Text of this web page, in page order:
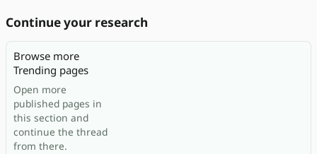
Continue your research
Browse more
Trending pages
Open more
published pages in
this section and
continue the thread
from there.